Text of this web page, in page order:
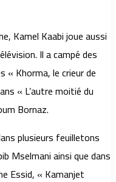
Kamel Kaabi joue aussi
Il a campé des
« Khorma, le crieur de
« L’autre moitié du
Bornaz.
plusieurs feuilletons
Mselmani ainsi que dans
Essid, « Kamanjet